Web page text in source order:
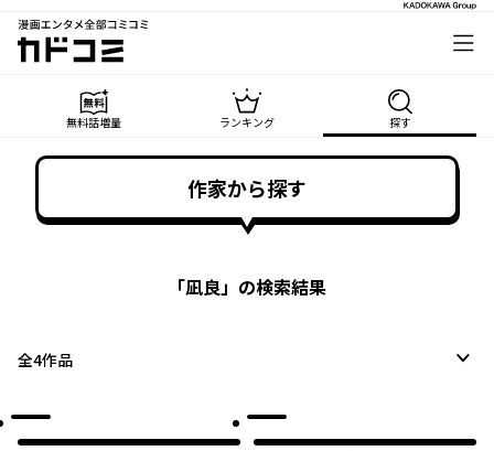
漫画エンタメ全部コミコミ
カドコミ
無料話増量 ランキング 探す
作家から探す
「凪良」の検索結果
全4作品